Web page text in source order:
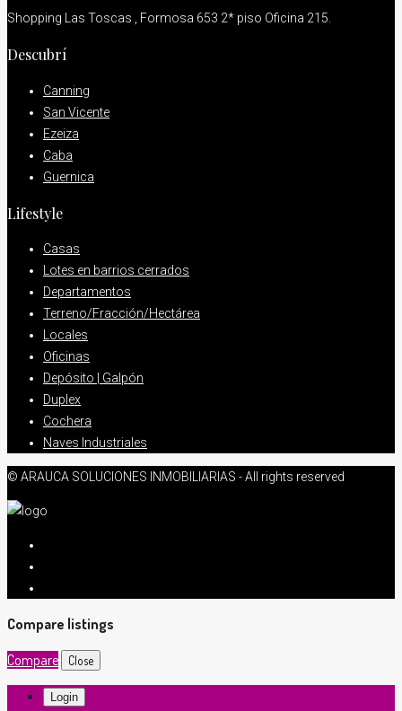
Shopping Las Toscas , Formosa 653 2* piso Oficina 215.
Descubrí
Canning
San Vicente
Ezeiza
Caba
Guernica
Lifestyle
Casas
Lotes en barrios cerrados
Departamentos
Terreno/Fracción/Hectárea
Locales
Oficinas
Depósito | Galpón
Duplex
Cochera
Naves Industriales
© ARAUCA SOLUCIONES INMOBILIARIAS - All rights reserved
Compare listings
Compare
Close
Login